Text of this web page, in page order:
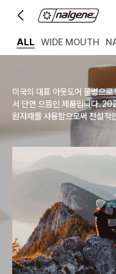
ALL WIDE MOUTH
미국의 대표 아웃도어 물병으
서 단연 으뜸인 제품입니다.
원자재를 사용함으로써 전설적